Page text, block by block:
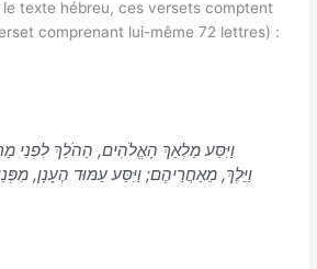
le texte hébreu, ces versets comptent
comprenant lui-même 72 lettres) :
וַיִּסַּע מַלְאַךְ הָאֱלֹהִים, הַהֹלֵךְ לִפְנֵי
וַיֵּלֶךְ, מֵאַחֲרֵיהֶם; וַיִּסַּע עַמּוּד הֶעָנָן,